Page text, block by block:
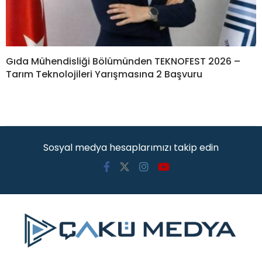
Gıda Mühendisliği Bölümünden TEKNOFEST 2026 –
Tarım Teknolojileri Yarışmasına 2 Başvuru
Sosyal medya hesaplarımızı takip edin